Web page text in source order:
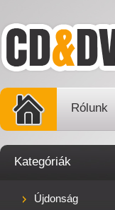
Rólunk
Kategóriák
Újdonság